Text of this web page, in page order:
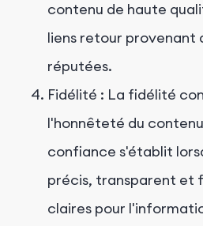
contenu de haute
liens retour provenant
réputées.
Fidélité : La fidélité
l'honnêteté du
confiance s'établit
précis, transparent et
claires pour